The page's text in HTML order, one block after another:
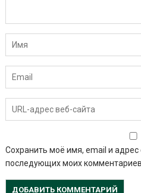
Сохранить моё имя, email и адрес
последующих моих комментариев.